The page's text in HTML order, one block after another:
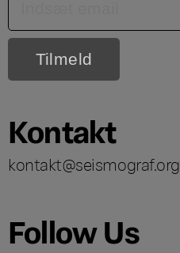
Kontakt
kontakt@seismograf.org
Follow Us